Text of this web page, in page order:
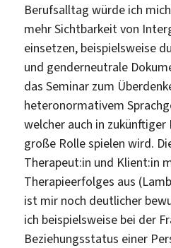
Berufsalltag würde ich
mehr Sichtbarkeit von
einsetzen, beispielsweise
und genderneutrale
das Seminar zum
heteronormativem
welcher auch in zukünftiger
große Rolle spielen wird.
Therapeut:in und Klient:in
Therapieerfolges aus
ist mir noch deutlicher
ich beispielsweise bei der
Beziehungsstatus einer